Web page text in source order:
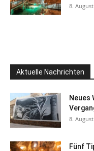
8.
Aktuelle Nachrichten
Neues
8.
Fünf